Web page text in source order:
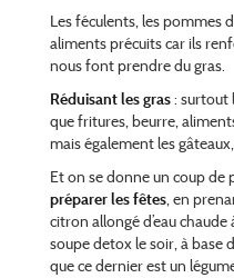
Les féculents, les pommes
aliments précuits car ils
nous font prendre du gras.
Réduisant les gras: surtout
que fritures, beurre,
mais également les
Et on se donne un coup de
préparer les fêtes, en
citron allongé d’eau
soupe detox le soir, à base
que ce dernier est un